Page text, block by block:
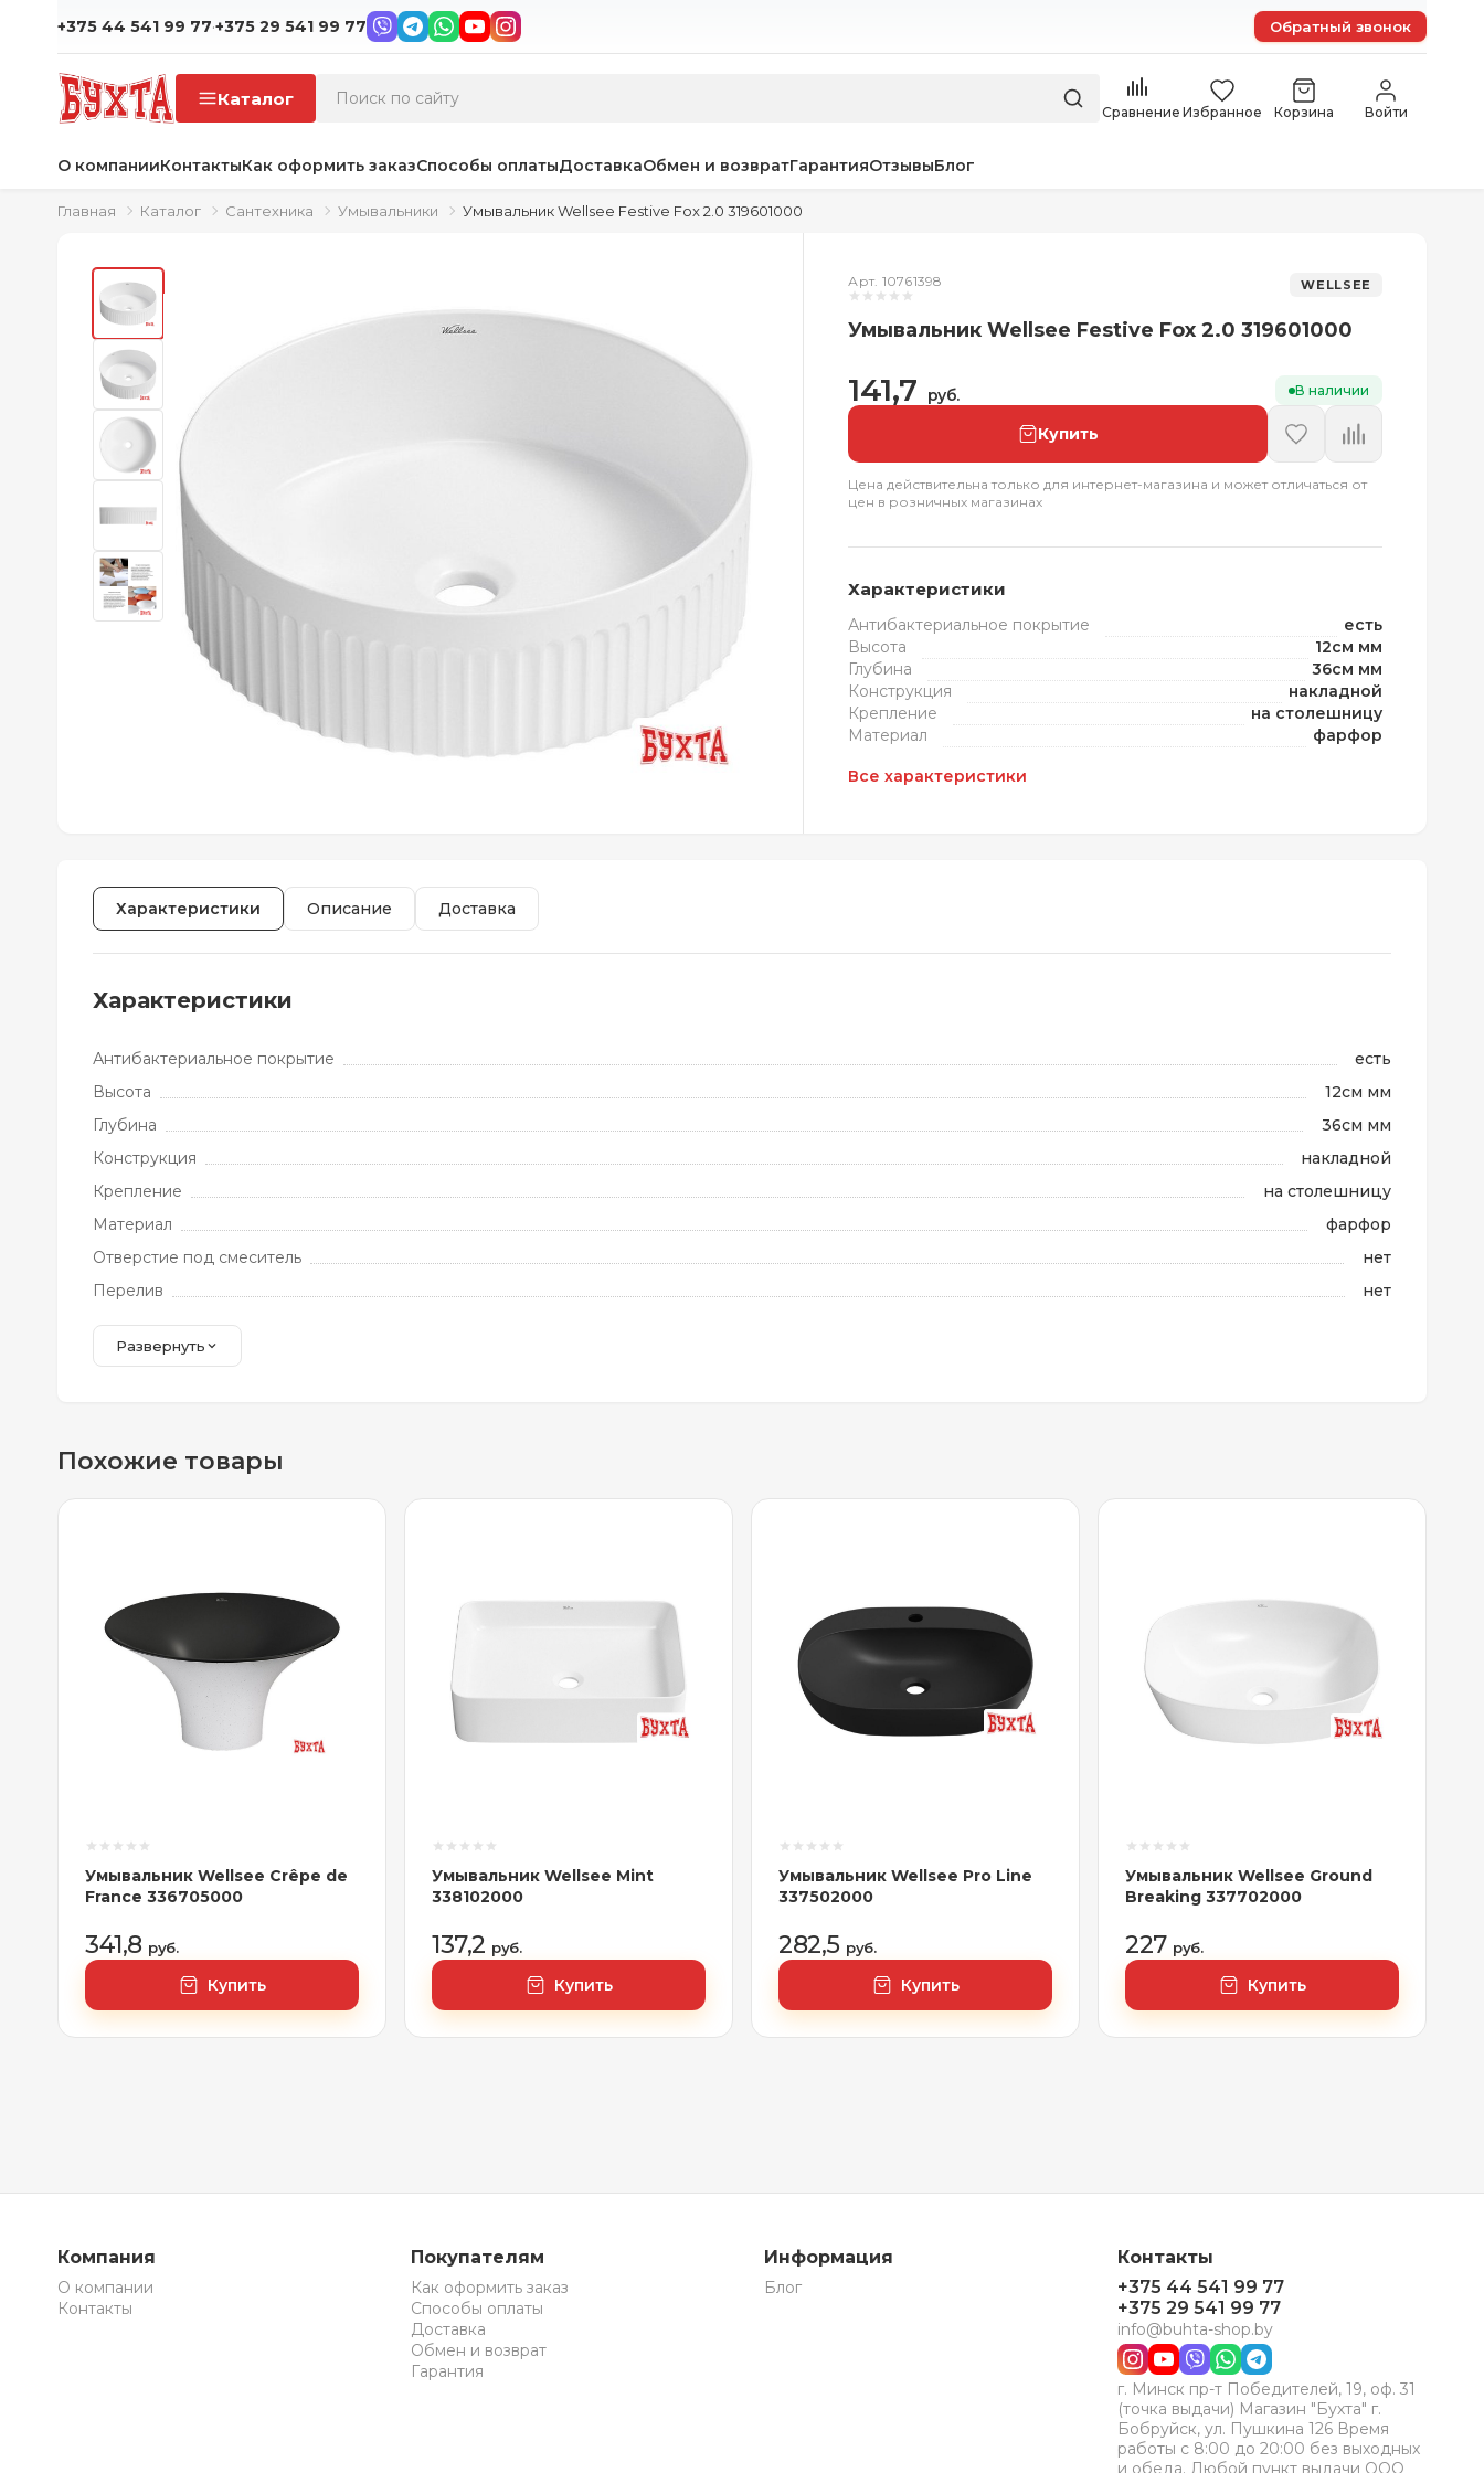
+375 44 541 99 77·+375 29 541 99 77 Обратный звонок
Каталог
Сравнение Избранное Корзина Войти
О компанииКонтактыКак оформить заказСпособы оплатыДоставкаОбмен и возвратГарантияОтзывыБлог
Главная Каталог Сантехника Умывальники Умывальник Wellsee Festive Fox 2.0 319601000
Арт. 10761398 WELLSEE
Умывальник Wellsee Festive Fox 2.0 319601000
141,7 руб. В наличии
Купить
Цена действительна только для интернет-магазина и может отличаться от
цен в розничных магазинах
Характеристики
Антибактериальное покрытие
есть
Высота
12см мм
Глубина
36см мм
Конструкция
накладной
Крепление
на столешницу
Материал
фарфор
Все характеристики
Характеристики Описание Доставка
Характеристики
Антибактериальное покрытие
есть
Высота
12см мм
Глубина
36см мм
Конструкция
накладной
Крепление
на столешницу
Материал
фарфор
Отверстие под смеситель
нет
Перелив
нет
Развернуть
Похожие товары
Умывальник Wellsee Crêpe de
France 336705000
341,8 руб.
Купить
Умывальник Wellsee Mint
338102000
137,2 руб.
Купить
Умывальник Wellsee Pro Line
337502000
282,5 руб.
Купить
Умывальник Wellsee Ground
Breaking 337702000
227 руб.
Купить
Компания
О компании
Контакты
Покупателям
Как оформить заказ
Способы оплаты
Доставка
Обмен и возврат
Гарантия
Информация
Блог
Контакты
+375 44 541 99 77
+375 29 541 99 77
info@buhta-shop.by
г. Минск пр-т Победителей, 19, оф. 31
(точка выдачи) Магазин "Бухта" г.
Бобруйск, ул. Пушкина 126 Время
работы с 8:00 до 20:00 без выходных
и обеда. Любой пункт выдачи ООО